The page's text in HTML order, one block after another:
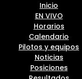
Inicio
EN VIVO
Horarios
Calendario
Pilotos y equipos
Noticias
Posiciones